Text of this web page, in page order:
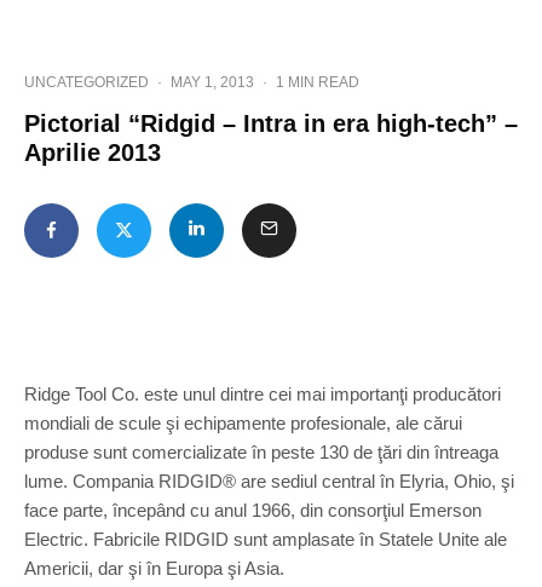
UNCATEGORIZED · MAY 1, 2013 · 1 MIN READ
Pictorial “Ridgid – Intra in era high-tech” –
Aprilie 2013
Ridge Tool Co. este unul dintre cei mai importanţi producători
mondiali de scule şi echipamente profesionale, ale cărui
produse sunt comercializate în peste 130 de ţări din întreaga
lume. Compania RIDGID® are sediul central în Elyria, Ohio, şi
face parte, începând cu anul 1966, din consorţiul Emerson
Electric. Fabricile RIDGID sunt amplasate în Statele Unite ale
Americii, dar şi în Europa şi Asia.